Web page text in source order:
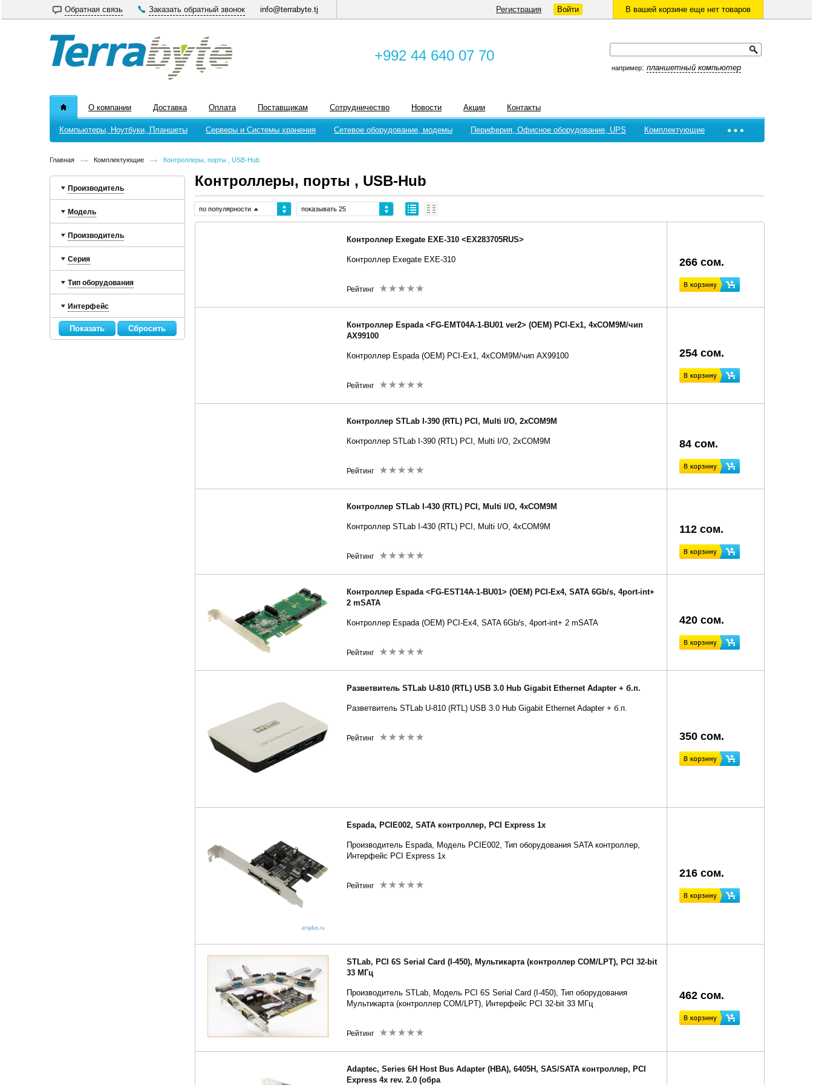
Обратная связь Заказать обратный звонок info@terrabyte.tj В вашей корзине еще нет товаров
Регистрация Войти
+992 44 640 07 70
например: планшетный компьютер
О компании Доставка Оплата Поставщикам Сотрудничество Новости Акции Контакты
Компьютеры, Ноутбуки, Планшеты Серверы и Системы хранения Сетевое оборудование, модемы Периферия, Офисное оборудование, UPS Комплектующие
Главная Комплектующие Контроллеры, порты , USB-Hub
Производитель
Модель
Производитель
Серия
Тип оборудования
Интерфейс
Контроллеры, порты , USB-Hub
по популярности показывать 25
Контроллер Exegate EXE-310 <EX283705RUS>
Контроллер Exegate EXE-310
Рейтинг
266 сом.
Контроллер Espada <FG-EMT04A-1-BU01 ver2> (OEM) PCI-Ex1, 4xCOM9M/чип
AX99100
Контроллер Espada (OEM) PCI-Ex1, 4xCOM9M/чип AX99100
Рейтинг
254 сом.
Контроллер STLab I-390 (RTL) PCI, Multi I/O, 2xCOM9M
Контроллер STLab I-390 (RTL) PCI, Multi I/O, 2xCOM9M
Рейтинг
84 сом.
Контроллер STLab I-430 (RTL) PCI, Multi I/O, 4xCOM9M
Контроллер STLab I-430 (RTL) PCI, Multi I/O, 4xCOM9M
Рейтинг
112 сом.
Контроллер Espada <FG-EST14A-1-BU01> (OEM) PCI-Ex4, SATA 6Gb/s, 4port-int+
2 mSATA
Контроллер Espada (OEM) PCI-Ex4, SATA 6Gb/s, 4port-int+ 2 mSATA
Рейтинг
420 сом.
Разветвитель STLab U-810 (RTL) USB 3.0 Hub Gigabit Ethernet Adapter + б.п.
Разветвитель STLab U-810 (RTL) USB 3.0 Hub Gigabit Ethernet Adapter + б.п.
Рейтинг 350 сом.
Espada, PCIE002, SATA контроллер, PCI Express 1x
Производитель Espada, Модель PCIE002, Тип оборудования SATA контроллер,
Интерфейс PCI Express 1x
Рейтинг
216 сом.
STLab, PCI 6S Serial Card (I-450), Мультикарта (контроллер COM/LPT), PCI 32-bit
33 МГц
Производитель STLab, Модель PCI 6S Serial Card (I-450), Тип оборудования
Мультикарта (контроллер COM/LPT), Интерфейс PCI 32-bit 33 МГц
Рейтинг
462 сом.
Adaptec, Series 6H Host Bus Adapter (HBA), 6405H, SAS/SATA контроллер, PCI
Express 4x rev. 2.0 (обра